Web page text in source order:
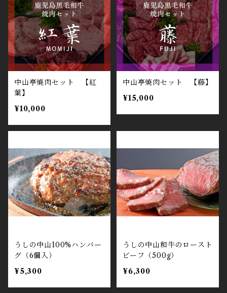
中山亭焼肉セット 【紅
葉】
¥10,000
中山亭焼肉セット 【藤】
¥15,000
うしの中山100%ハンバー
グ（6個入）
¥5,300
うしの中山和牛のロースト
ビーフ（500g）
¥6,300